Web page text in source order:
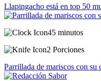
Llapingacho está en top 50
45 minutos
2 Porciones
Parrillada de mariscos con su